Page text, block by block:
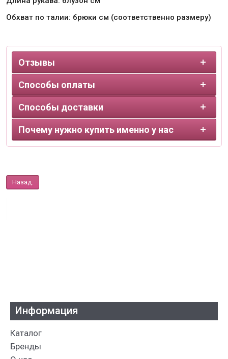
Обхват по талии: брюки см (соответственно размеру)
Отзывы
Способы оплаты
Способы доставки
Почему нужно купить именно у нас
Назад.
Информация
Каталог
Бренды